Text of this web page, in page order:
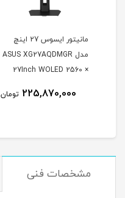
مانیتور ایسوس 27 اینچ
مدل ASUS XG27AQDMGR
27Inch WOLED 2560 ×
250Nits Matte ROG OLED
225,870,000 تومان
مشخصات فنی